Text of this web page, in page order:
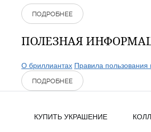
ПОДРОБНЕЕ
ПОЛЕЗНАЯ
О бриллиантах Правила
ПОДРОБНЕЕ
КУПИТЬ УКРАШЕНИЕ